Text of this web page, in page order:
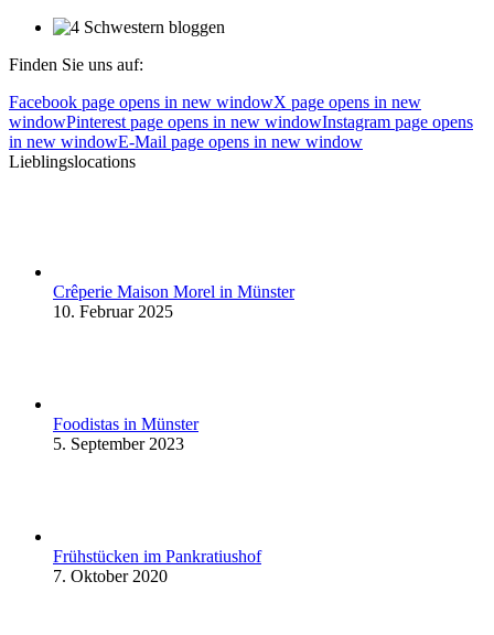
Finden Sie uns auf:
Facebook page opens in new windowX page opens in new
windowPinterest page opens in new windowInstagram page opens
in new windowE-Mail page opens in new window
Lieblingslocations
Crêperie Maison Morel in Münster
10. Februar 2025
Foodistas in Münster
5. September 2023
Frühstücken im Pankratiushof
7. Oktober 2020